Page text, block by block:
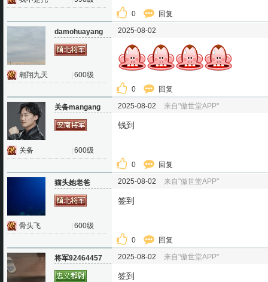
0 回复
damohuayang
翱翔九天 600级
2025-08-02
0 回复
关备mangang
关备 600级
2025-08-02 来自"傲世堂APP"
钱到
0 回复
猫头她老爸
骨头飞 600级
2025-08-02 来自"傲世堂APP"
签到
0 回复
将军92464457 2025-08-02 来自"傲世堂APP"
签到